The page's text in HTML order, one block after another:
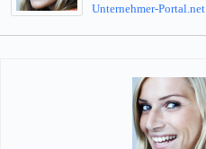
Unternehmer-Portal.net